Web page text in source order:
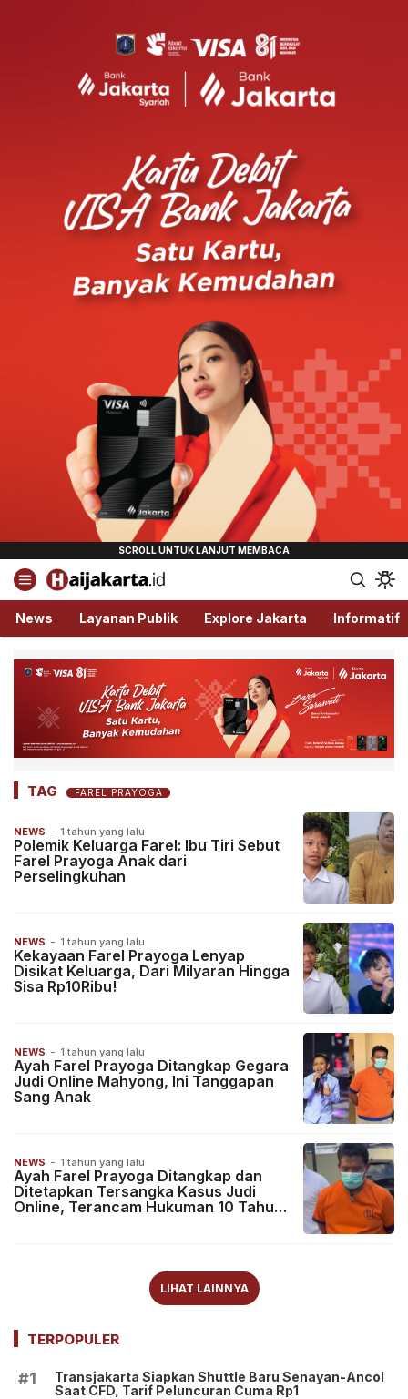
Haijakarta.id
Semua Tentang Jakarta Ada Disini!
News Layanan Publik Explore Jakarta Informatif
TAG FAREL PRAYOGA
NEWS - 1 tahun yang lalu
Polemik Keluarga Farel: Ibu Tiri Sebut
Farel Prayoga Anak dari
Perselingkuhan
NEWS - 1 tahun yang lalu
Kekayaan Farel Prayoga Lenyap
Disikat Keluarga, Dari Milyaran Hingga
Sisa Rp10Ribu!
NEWS - 1 tahun yang lalu
Ayah Farel Prayoga Ditangkap Gegara
Judi Online Mahyong, Ini Tanggapan
Sang Anak
NEWS - 1 tahun yang lalu
Ayah Farel Prayoga Ditangkap dan
Ditetapkan Tersangka Kasus Judi
Online, Terancam Hukuman 10 Tahun
LIHAT LAINNYA
TERPOPULER
#1
Transjakarta Siapkan Shuttle Baru Senayan-Ancol
Saat CFD, Tarif Peluncuran Cuma Rp1